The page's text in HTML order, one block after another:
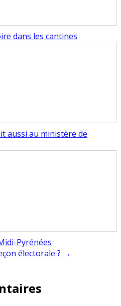
dans les cantines
aussi au ministère de
Pyrénées
électorale ? →